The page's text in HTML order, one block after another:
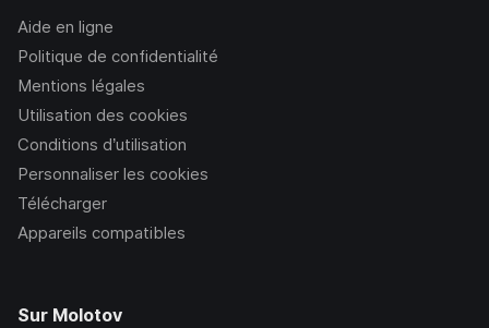
Aide en ligne
Politique de confidentialité
Mentions légales
Utilisation des cookies
Conditions d’utilisation
Personnaliser les cookies
Télécharger
Appareils compatibles
Sur Molotov